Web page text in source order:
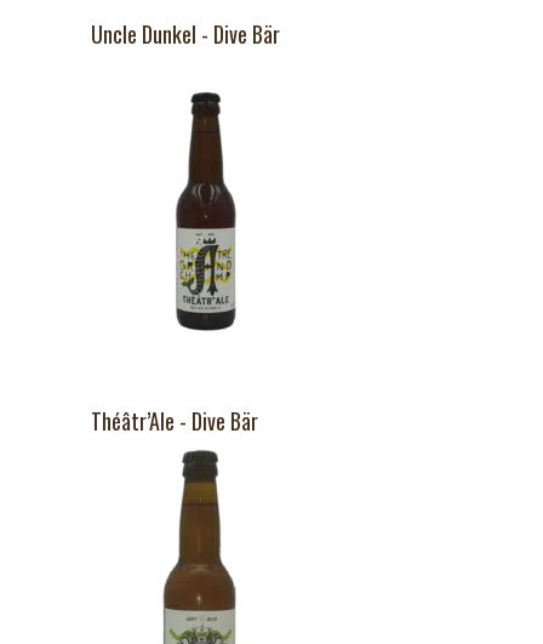
Uncle Dunkel - Dive Bär
Théâtr’Ale - Dive Bär